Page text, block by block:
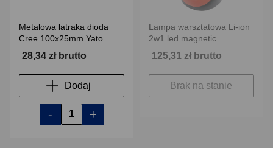
Metalowa latraka dioda
Cree 100x25mm Yato
28,34 zł brutto
Dodaj
- +
Lampa warsztatowa Li-ion
2w1 led magnetic
125,31 zł brutto
Brak na stanie